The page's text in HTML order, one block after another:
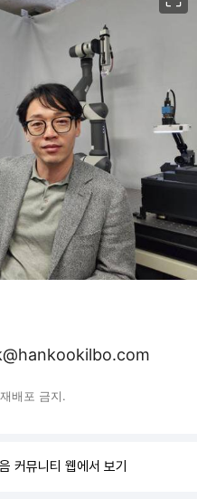
배포 금지.
커뮤니티 웹에서 보기